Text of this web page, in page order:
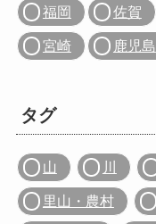
福岡 佐賀
宮崎 鹿児島
タグ
山 川
里山・農村